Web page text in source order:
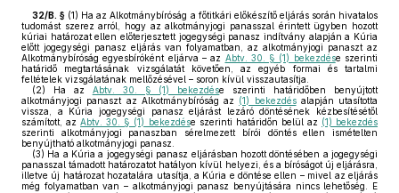
32/B. § (1) Ha az Alkotmánybíróság a főtitkári előkészítő eljárás során hivatalos
tudomást szerez arról, hogy az alkotmányjogi panasszal érintett ügyben hozott
kúriai határozat ellen előterjesztett jogegységi panasz indítvány alapján a Kúria
előtt jogegységi panasz eljárás van folyamatban, az alkotmányjogi panaszt az
Alkotmánybíróság egyesbíróként eljárva – az Abtv. 30. § (1) bekezdése szerinti
határidő megtartásának vizsgálatát követően, az egyéb formai és tartalmi
feltételek vizsgálatának mellőzésével – soron kívül visszautasítja.
(2) Ha az Abtv. 30. § (1) bekezdése szerinti határidőben benyújtott
alkotmányjogi panaszt az Alkotmánybíróság az (1) bekezdésalapján utasította
vissza, a Kúria jogegységi panasz eljárást lezáró döntésének kézbesítésétől
számított, azAbtv. 30. § (1) bekezdése szerinti határidőn belül az (1) bekezdés
szerinti alkotmányjogi panaszban sérelmezett bírói döntés ellen ismételten
benyújtható alkotmányjogi panasz.
(3) Ha a Kúria a jogegységi panasz eljárásban hozott döntésében a jogegységi
panasszal támadott határozatot hatályon kívül helyezi, és a bíróságot új eljárásra,
illetve új határozat hozatalára utasítja, a Kúria e döntése ellen – mivel az eljárás
még folyamatban van – alkotmányjogi panasz benyújtására nincs lehetőség. E